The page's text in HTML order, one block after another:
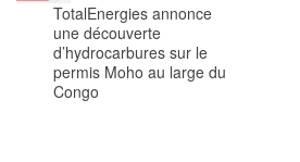
TotalEnergies annonce
une découverte
d’hydrocarbures sur le
permis Moho au large du
Congo